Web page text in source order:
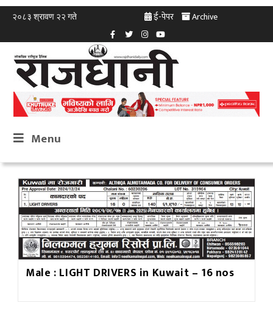
२०८३ श्रावण २२ गते ई-पेपर Archive
Menu
Male : LIGHT DRIVERS in Kuwait – 16 nos